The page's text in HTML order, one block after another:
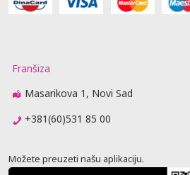
Franšiza
Masarikova 1, Novi Sad
+381(60)531 85 00
Možete preuzeti našu aplikaciju.